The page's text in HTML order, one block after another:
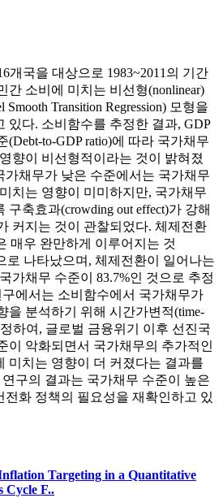
개국을 대상으로 1983~2011의 기간
간 소비에 미치는 비선형(nonlinear)
Smooth Transition Regression) 모형을
있다. 소비함수를 추정한 결과, GDP
(Debt-to-GDP ratio)에 따라 국가채무
향이 비선형적이라는 것이 밝혀졌
가채무가 낮은 수준에서는 국가채무
치는 영향이 미미하지만, 국가채무
구축효과(crowding out effect)가 강해
커지는 것이 관찰되었다. 체제전환
매우 완만하게 이루어지는 것
로 나타났으며, 체제전환이 일어나는
가채무 수준이 83.7%인 것으로 추정
에서는 소비함수에서 국가채무가
을 분석하기 위해 시간가변적(time-
하여, 글로벌 금융위기 이후 선진국
이 악화되면서 국가채무의 추가적인
미치는 영향이 더 커졌다는 결과를
구의 결과는 국가채무 수준이 높은
전화 정책의 필요성을 재확인하고 있
Targeting in a Quantitative
Cycle F..